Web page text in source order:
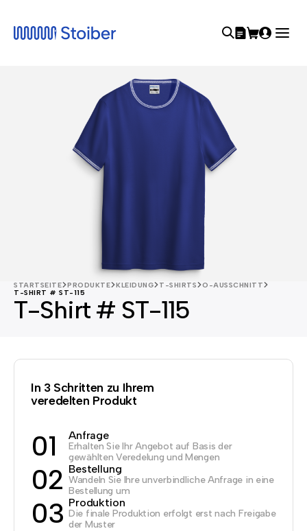
STARTSEITE PRODUKTE KLEIDUNG T-SHIRTS
O-AUSSCHNITT
T-SHIRT # ST-115
T-Shirt # ST-115
In 3 Schritten zu Ihrem
veredelten Produkt
01 Anfrage
Erhalten Sie Ihr Angebot auf Basis der
gewählten Veredelung und Mengen
02 Bestellung
Wandeln Sie Ihre unverbindliche Anfrage in eine
Bestellung um
03 Produktion
Die finale Produktion erfolgt erst nach Freigabe
der Muster